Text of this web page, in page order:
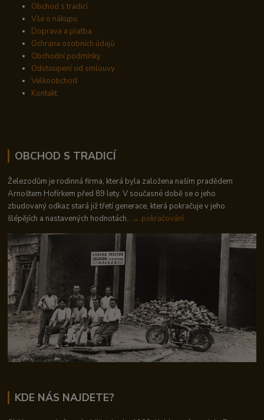
Obchod s tradicí
Vše o nákupu
Doprava a platba
Ochrana osobních údajů
Obchodní podmínky
Odstoupení od smlouvy
Velkoobchod
Kontakt
OBCHOD S TRADICÍ
Železodům je rodinná firma, která byla založena naším pradědem
Arnoštem Hofírkem před 89 lety. V současné době se o jeho
zbudovaný odkaz stará již třetí generace, která pokračuje v jeho
šlépějích a nastavených hodnotách.. → pokračování
KDE NÁS NAJDETE?